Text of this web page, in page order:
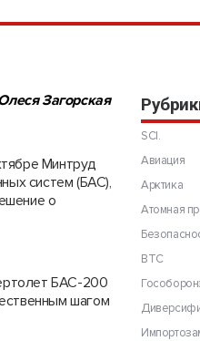
Загорская
Минтруд
систем (БАС),
о
БАС-200
шагом
SCI.
Авиация
Арктика
Атомная
ВТС